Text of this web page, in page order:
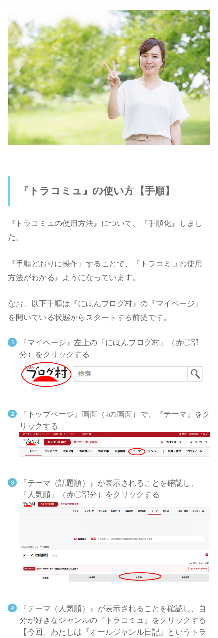
『トラコミュ』の使い方【手順】
『トラコミュの使用方法』について、『手順化』しまし
た。
『手順どおりに操作』することで、『トラコミュの使用
方法がわかる』ようになっています。
なお、以下手順は『にほんブログ村』の『マイページ』
を開いている状態からスタートする前提です。
『マイページ』左上の『にほんブログ村』（赤〇部
分）をクリックする
『トップページ』画面（↓の画面）で、『テーマ』をク
リックする
『テーマ（話題順）』が表示されることを確認し、
『人気順』（赤〇部分）をクリックする
『テーマ（人気順）』が表示されることを確認し、自
分が好きなジャンルの『トラコミュ』をクリックする
【今回、わたしは『オールジャンル日記』というトラ